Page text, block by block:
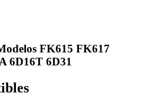
FK615 FK617
6D16T 6D31